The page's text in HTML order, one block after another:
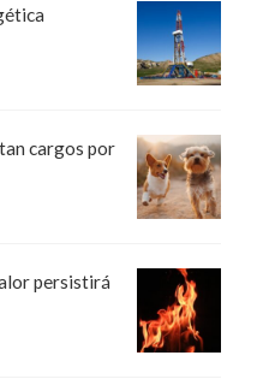
cargos por
persistirá